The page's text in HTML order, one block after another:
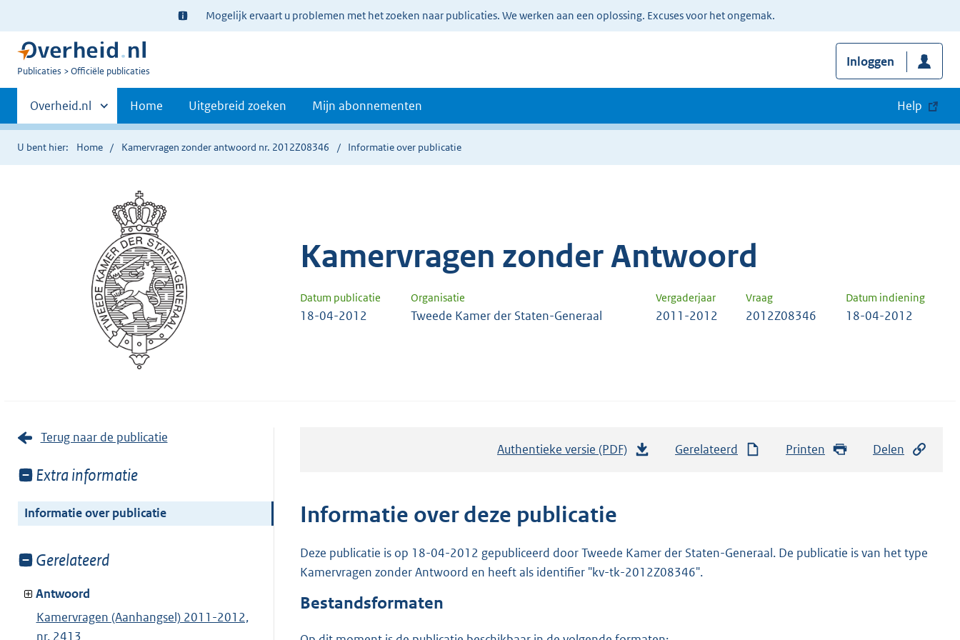
Ter
informatie:
Mogelijk ervaart u problemen met het zoeken naar publicaties. We werken aan een oplossing. Excuses voor het ongemak.
U
Publicaties Officiële publicaties
Inloggen
Primaire
navigatie
Andere
sites
binnen
Overheid.nl Home Uitgebreid zoeken Mijn abonnementen Help
U bent hier: Home Kamervragen zonder antwoord nr. 2012Z08346 Informatie over publicatie
Kamervragen zonder Antwoord
Datum publicatie Organisatie Vergaderjaar Vraag Datum indiening
18-04-2012 Tweede Kamer der Staten-Generaal 2011-2012 2012Z08346 18-04-2012
Terug naar de publicatie
Toon
van:
Extra informatie
Informatie over publicatie
Toon
van:
Gerelateerd
Antwoord
Kamervragen (Aanhangsel) 2011-2012,
nr. 2413
Authentieke versie (PDF)
n
d
Gerelateerd Printen Delen
Informatie over deze publicatie
Deze publicatie is op 18-04-2012 gepubliceerd door Tweede Kamer der Staten-Generaal. De publicatie is van het type
Kamervragen zonder Antwoord en heeft als identifier "kv-tk-2012Z08346".
Bestandsformaten